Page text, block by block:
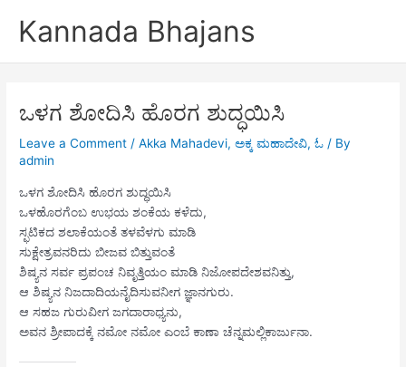
Kannada Bhajans
ಒಳಗ ಶೋದಿಸಿ ಹೊರಗ ಶುದ್ಧಯಿಸಿ
Leave a Comment /Akka Mahadevi,ಅಕ್ಕ ಮಹಾದೇವಿ,ಓ / By
admin
ಒಳಗ ಶೋದಿಸಿ ಹೊರಗ ಶುದ್ಧಯಿಸಿ
ಒಳಹೊರಗೆಂಬ ಉಭಯ ಶಂಕೆಯ ಕಳೆದು,
ಸ್ಫಟಿಕದ ಶಲಾಕೆಯಂತೆ ತಳವೆಳಗು ಮಾಡಿ
ಸುಕ್ಷೇತ್ರವನರಿದು ಬೀಜವ ಬಿತ್ತುವಂತೆ
ಶಿಷ್ಯನ ಸರ್ವ ಪ್ರಪಂಚ ನಿವೃತ್ತಿಯಂ ಮಾಡಿ ನಿಜೋಪದೇಶವನಿತ್ತು,
ಆ ಶಿಷ್ಯನ ನಿಜದಾದಿಯನೈದಿಸುವನೀಗ ಜ್ಞಾನಗುರು.
ಆ ಸಹಜ ಗುರುವೀಗ ಜಗದಾರಾಧ್ಯನು,
ಅವನ ಶ್ರೀಪಾದಕ್ಕೆ ನಮೋ ನಮೋ ಎಂಬೆ ಕಾಣಾ ಚೆನ್ನಮಲ್ಲಿಕಾರ್ಜುನಾ.